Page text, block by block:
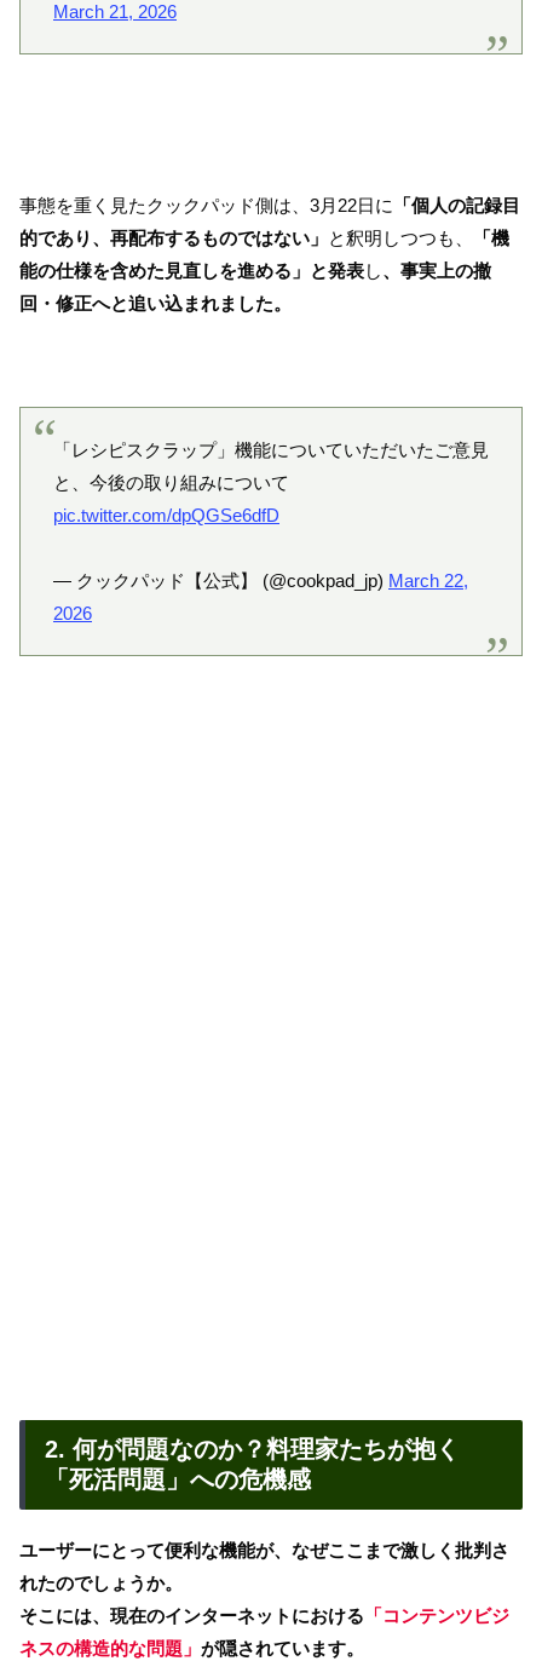
March 21, 2026
事態を重く見たクックパッド側は、3月22日に
「個人の記録目
的であり、再配布するものではない」 と釈明しつつも、
「機
能の仕様を含めた見直しを進める」と発表し、事実上の撤
回・修正へと追い込まれました。
「レシピスクラップ」機能についていただいたご意見
と、今後の取り組みについて
pic.twitter.com/dpQGSe6dfD
— クックパッド【公式】 (@cookpad_jp) March 22,
2026
2. 何が問題なのか？料理家たちが抱く
「死活問題」への危機感
ユーザーにとって便利な機能が、なぜここまで激しく批判さ
れたのでしょうか。
そこには、現在のインターネットにおける 「コンテンツビジ
ネスの構造的な問題」 が隠されています。